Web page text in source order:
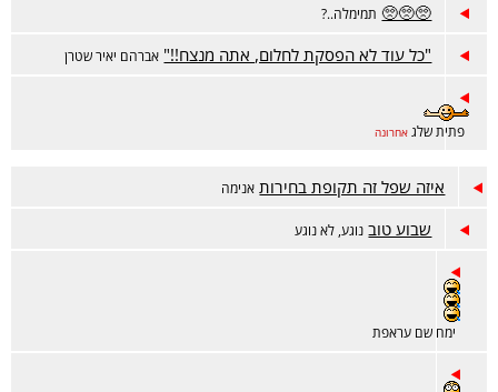
🥺🥺🥺 תמימלה..?
"כל עוד לא הפסקת לחלום, אתה מנצח!!" אברהם יאיר שטרן
פתית שלג אחרונה
איזה שפל זה תקופת בחירות אנימה
שבוע טוב נוגע, לא נוגע
ימח שם עראפת